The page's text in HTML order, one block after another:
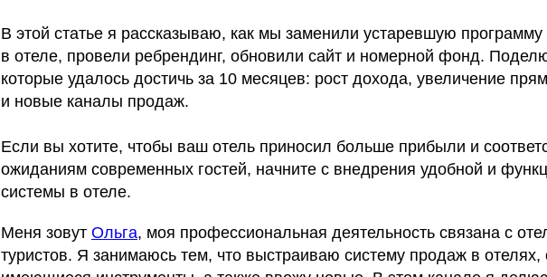
В этой статье я рассказываю, как мы заменили устаревшую
в отеле, провели ребрендинг, обновили сайт и номерной фонд.
которые удалось достичь за 10 месяцев: рост дохода, увеличение
и новые каналы продаж.
Если вы хотите, чтобы ваш отель приносил больше прибыли и
ожиданиям современных гостей, начните с внедрения удобной и
системы в отеле.
Меня зовут Ольга, моя профессиональная деятельность связана с
туристов. Я занимаюсь тем, что выстраиваю систему продаж в